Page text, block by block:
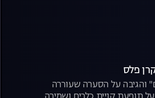
פלס
והגיבה על הסערה שעוררה